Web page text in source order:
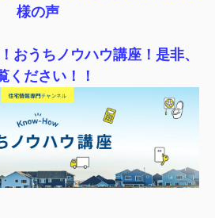
様の声
おうちノウハウ講座！是非、
ください！！